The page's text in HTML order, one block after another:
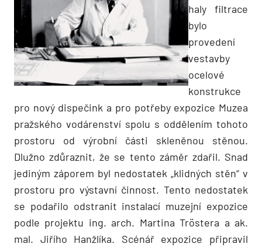
haly filtrace
bylo
provedení
vestavby
ocelové
konstrukce
pro nový dispečink a pro potřeby expozice Muzea
pražského vodárenství spolu s oddělením tohoto
prostoru od výrobní části skleněnou stěnou.
Dlužno zdůraznit, že se tento záměr zdařil. Snad
jediným záporem byl nedostatek „klidných stěn“ v
prostoru pro výstavní činnost. Tento nedostatek
se podařilo odstranit instalací muzejní expozice
podle projektu ing. arch. Martina Tröstera a ak.
mal. Jiřího Hanžlíka. Scénář expozice připravil